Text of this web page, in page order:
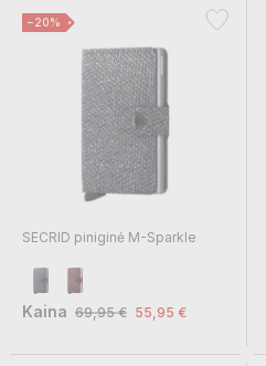
−20%
SECRID piniginė M-Sparkle
Kaina 69,95 € 55,95 €